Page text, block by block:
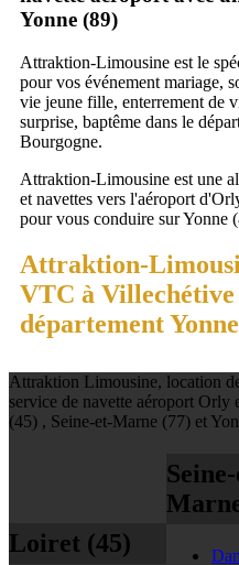
Yonne (89)
Attraktion-Limousine est le
pour vos événement mariage,
vie jeune fille, enterrement de
surprise, baptême dans le
Bourgogne.
Attraktion-Limousine est une
et navettes vers l'aéroport
pour vous conduire sur Yonne
Attraktion-
VTC à
département
Attraktion Limousine, location
service de navette aéroport
(45) , Seine-et-Marne (77) et
Loiret (45)